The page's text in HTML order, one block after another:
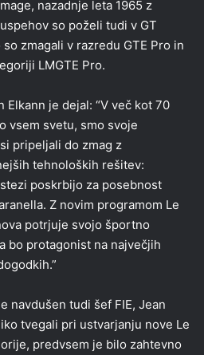
nazadnje leta 1965 z
so poželi tudi v GT
zmagali v razredu GTE Pro in
LMGTE Pro.
Elkann je dejal: “V več kot 70
vsem svetu, smo svoje
pripeljali do zmag z
tehnoloških rešitev:
poskrbijo za posebnost
Z novim programom Le
potrjuje svojo športno
bo protagonist na največjih
navdušen tudi šef FIE, Jean
tvegali pri ustvarjanju nove Le
predvsem je bilo zahtevno